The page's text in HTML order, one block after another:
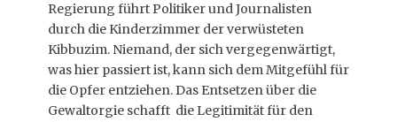
Regierung führt Politiker und Journalisten
durch die Kinderzimmer der verwüsteten
Kibbuzim. Niemand, der sich vergegenwärtigt,
was hier passiert ist, kann sich dem Mitgefühl für
die Opfer entziehen. Das Entsetzen über die
Gewaltorgie schafft die Legitimität für den